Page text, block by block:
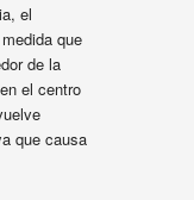
el
que
de la
el centro
que causa